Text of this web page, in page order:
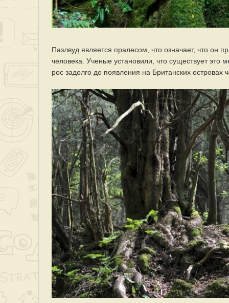
Пазлвуд является пралесом, что означает, что он
человека. Ученые установили, что существует это
рос задолго до появления на Британских островах